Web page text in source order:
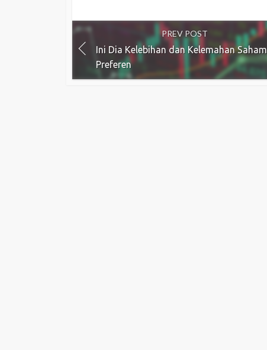
PREV POST
Ini Dia Kelebihan dan Kelemahan Saham
Preferen